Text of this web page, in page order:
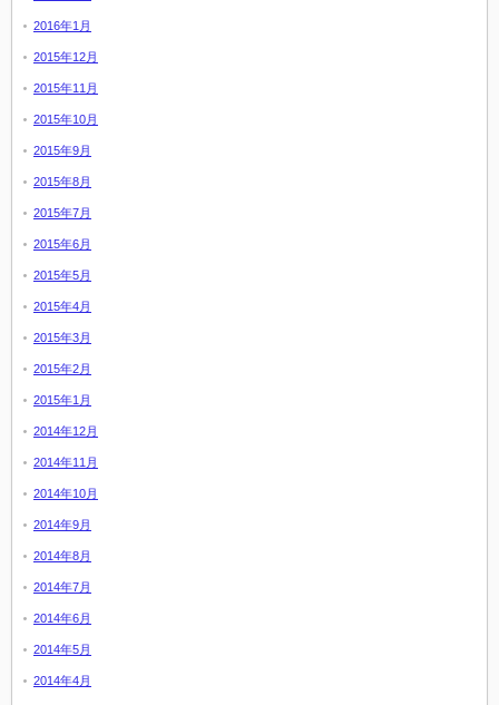
2016年1月
2015年12月
2015年11月
2015年10月
2015年9月
2015年8月
2015年7月
2015年6月
2015年5月
2015年4月
2015年3月
2015年2月
2015年1月
2014年12月
2014年11月
2014年10月
2014年9月
2014年8月
2014年7月
2014年6月
2014年5月
2014年4月